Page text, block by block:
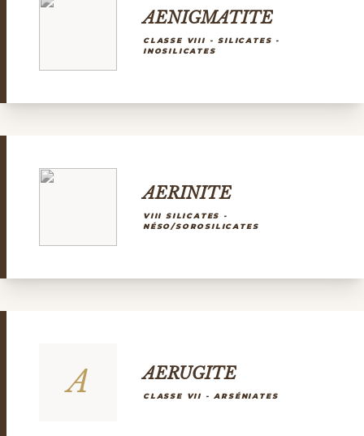
AENIGMATITE
CLASSE VIII - SILICATES -
INOSILICATES
AERINITE
VIII SILICATES -
NÉSO/SOROSILICATES
A AERUGITE
CLASSE VII - ARSÉNIATES